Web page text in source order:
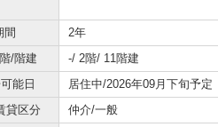
間
2年
/階建
-/ 2階/ 11階建
能日
居住中/2026年09月下旬予定
貸区分
仲介/一般